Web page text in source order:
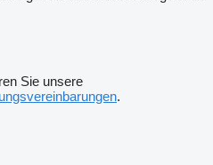
Sie unsere
.